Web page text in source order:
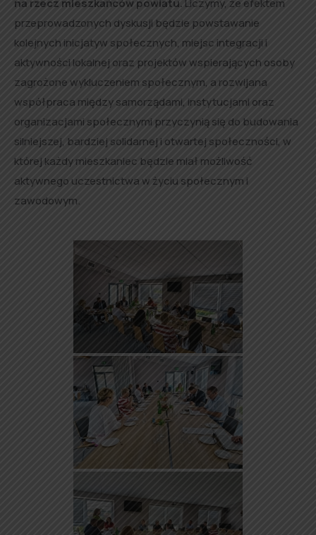
na rzecz mieszkańców powiatu. Liczymy, że efektem
przeprowadzonych dyskusji będzie powstawanie
kolejnych inicjatyw społecznych, miejsc integracji i
aktywności lokalnej oraz projektów wspierających osoby
zagrożone wykluczeniem społecznym, a rozwijana
współpraca między samorządami, instytucjami oraz
organizacjami społecznymi przyczynią się do budowania
silniejszej, bardziej solidarnej i otwartej społeczności, w
której każdy mieszkaniec będzie miał możliwość
aktywnego uczestnictwa w życiu społecznym i
zawodowym.